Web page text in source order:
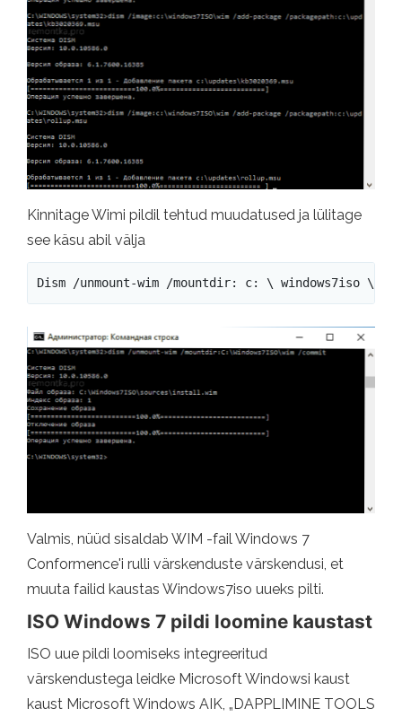
Kinnitage Wimi pildil tehtud muudatused ja lülitage
see käsu abil välja
Dism /unmount-wim /mountdir: c: \ windows7iso \ wim
Valmis, nüüd sisaldab WIM -fail Windows 7
Conformence'i rulli värskenduste värskendusi, et
muuta failid kaustas Windows7iso uueks pilti.
ISO Windows 7 pildi loomine kaustast
ISO uue pildi loomiseks integreeritud
värskendustega leidke Microsoft Windowsi kaust
kaust Microsoft Windows AIK, „DAPPLIMINE TOOLS